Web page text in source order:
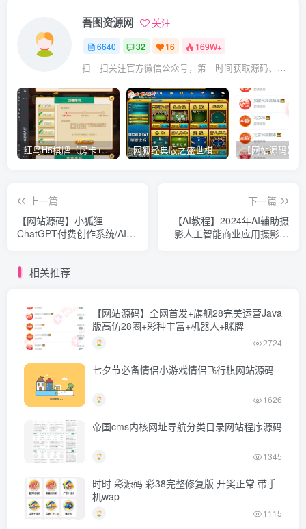
吾图资源网 关注
6640 32 16 169W+
扫一扫关注官方微信公众号，第一时间获取源码、网赚项目资源教程，自媒体等知识干货，让互联网创业赚钱更简单。
红鸟H5棋牌（房卡+金币）全套双模式游戏源码 网狐经典版之盛世棋牌完整游戏源码（包含文档、架设教程、网站、源代码等）
上一篇
【网站源码】小狐狸
ChatGPT付费创作系统/AI人
下一篇
【AI教程】2024年AI辅助摄
影人工智能商业应用摄影课
相关推荐
【网站源码】全网首发+旗舰28完美运营Java
版高仿28圈+彩种丰富+机器人+眯牌
2724
七夕节必备情侣小游戏情侣飞行棋网站源码
1626
帝国cms内核网址导航分类目录网站程序源码
1345
时时 彩源码 彩38完整修复版 开奖正常 带手
机wap
1115